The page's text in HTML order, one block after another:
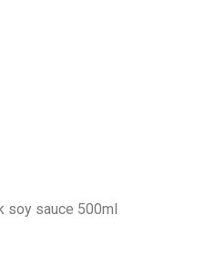
soy sauce 500ml